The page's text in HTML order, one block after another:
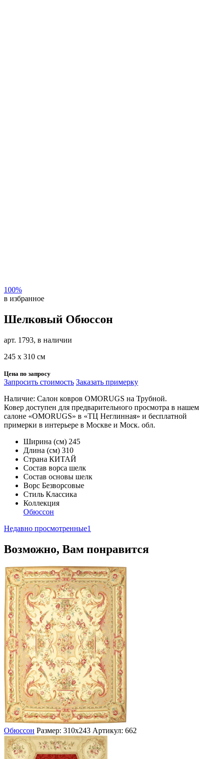
100%
в избранное
Шелковый Обюссон
арт. 1793, в наличии
245 х 310 см
Цена по запросу
Запросить стоимость Заказать примерку
Наличие: Салон ковров OMORUGS на Трубной.
Ковер доступен для предварительного просмотра в нашем
салоне «OMORUGS» в «ТЦ Неглинная» и бесплатной
примерки в интерьере в Москве и Моск. обл.
Ширина (см) 245
Длина (см) 310
Страна КИТАЙ
Состав ворса шелк
Состав основы шелк
Ворс Безворсовые
Стиль Классика
Коллекция
Обюссон
Недавно просмотренные1
Возможно, Вам понравится
Обюссон Размер: 310х243 Артикул: 662